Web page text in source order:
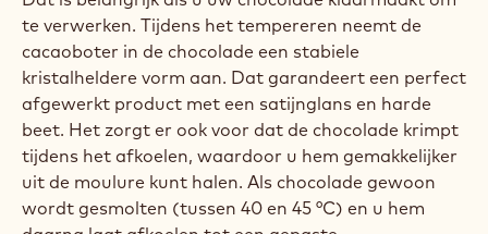
Het helpt om de chocolade hard te laten worden en
zorgt voor een mooie satijnglans en een heerlijke
beet. Het zorgt ervoor dat de chocolade krimpt
tijdens het afkoelen, waardoor u hem gemakkelijker
uit de moulure kunt halen. Slecht gekristalliseerde of
niet-gekristalliseerde chocolade wordt grijs en heeft
geen smakelijke glans.
Wat is tempereren of voorkristalliseren?
Als chocolade wordt getempereerd, dan is het de